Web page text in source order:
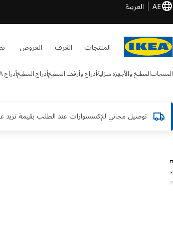
AE العربية
المنتجات الغرف العروض
المنتجاتالمطبخ والأجهزة منزليةأدراج وأرفف المطبخأدراج المطبخأدراج MAXIMERA
توصيل مجاني للإكسسوارات عند الطلب بقيمة تزيد عن 250 درهم. *تطبق الشروط
3 MAXIMERA الصور الصور